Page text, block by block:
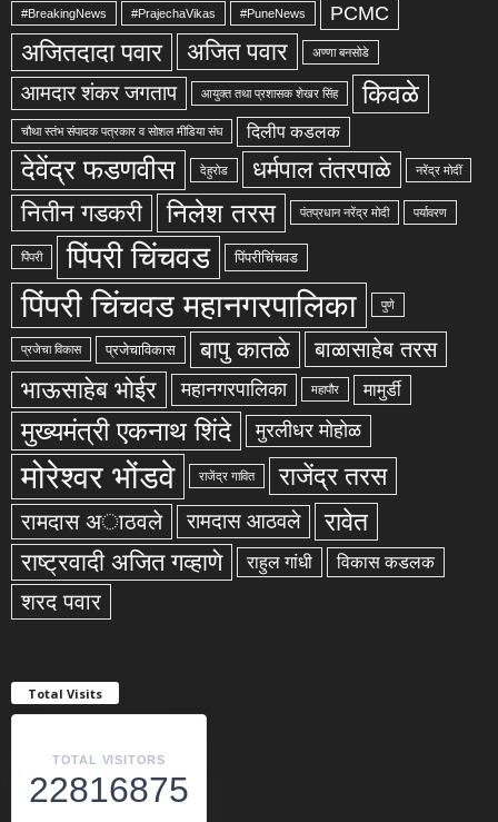
#BreakingNews #PrajechaVikas #PuneNews PCMC
अजितदादा पवार अजित पवार अण्णा बनसोडे
आमदार शंकर जगताप आयुक्त तथा प्रशासक शेखर सिंह किवळे
चौथा स्तंभ संपादक पत्रकार व सोशल मीडिया संघ दिलीप कडलक
देवेंद्र फडणवीस देहुरोड धर्मपाल तंतरपाळे नरेंद्र मोदीं
नितीन गडकरी निलेश तरस पंतप्रधान नरेंद्र मोदी पर्यावरण
पिंपरी पिंपरी चिंचवड पिंपरीचिंचवड
पिंपरी चिंचवड महानगरपालिका पुणे
प्रजेचा विकास प्रजेचाविकास बापु कातळे बाळासाहेब तरस
भाऊसाहेब भोईर महानगरपालिका महापौर मामुर्डी
मुख्यमंत्री एकनाथ शिंदे मुरलीधर मोहोळ
मोरेश्वर भोंडवे राजेंद्र गावित राजेंद्र तरस
रामदास अाठवले रामदास आठवले रावेत
राष्ट्रवादी अजित गव्हाणे राहुल गांधी विकास कडलक
शरद पवार
Total Visits
TOTAL VISITORS
22816875